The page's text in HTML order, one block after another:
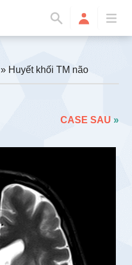
» Huyết khối TM não
CASE SAU »